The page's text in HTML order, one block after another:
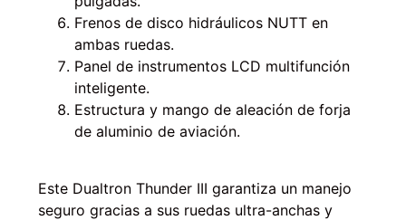
Frenos de disco hidráulicos NUTT en
ambas ruedas.
Panel de instrumentos LCD multifunción
inteligente.
Estructura y mango de aleación de forja
de aluminio de aviación.
Este Dualtron Thunder III garantiza un manejo
seguro gracias a sus ruedas ultra-anchas y